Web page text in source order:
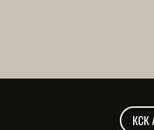
КСК